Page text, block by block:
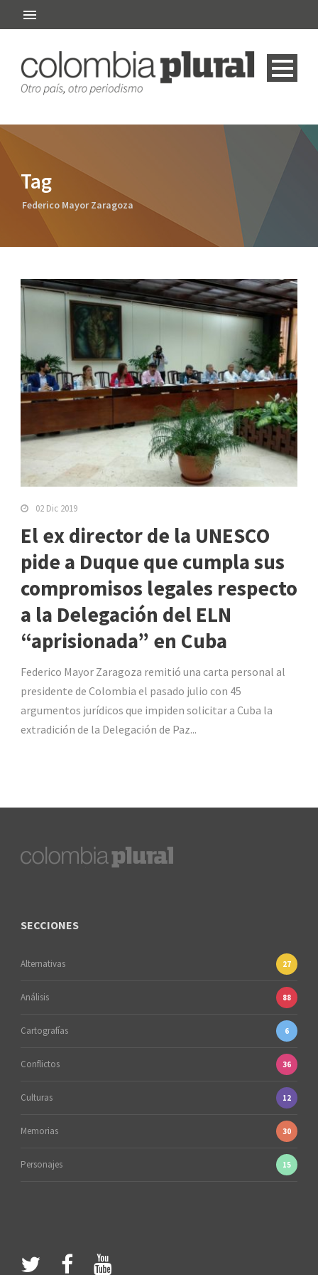
Tag
Federico Mayor Zaragoza
02 Dic 2019
El ex director de la UNESCO
pide a Duque que cumpla sus
compromisos legales respecto
a la Delegación del ELN
“aprisionada” en Cuba
Federico Mayor Zaragoza remitió una carta personal al
presidente de Colombia el pasado julio con 45
argumentos jurídicos que impiden solicitar a Cuba la
extradición de la Delegación de Paz...
SECCIONES
Alternativas 27
Análisis 88
Cartografías 6
Conflictos 36
Culturas 12
Memorias 30
Personajes 15